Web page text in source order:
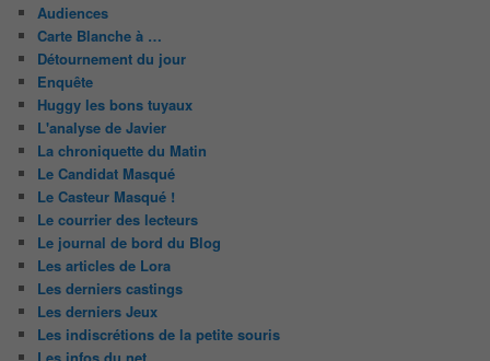
Audiences
Carte Blanche à …
Détournement du jour
Enquête
Huggy les bons tuyaux
L'analyse de Javier
La chroniquette du Matin
Le Candidat Masqué
Le Casteur Masqué !
Le courrier des lecteurs
Le journal de bord du Blog
Les articles de Lora
Les derniers castings
Les derniers Jeux
Les indiscrétions de la petite souris